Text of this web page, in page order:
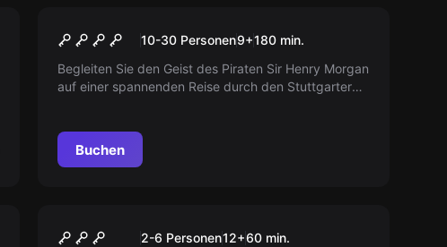
Das geheimnisvolle
Logbuch (Outdoor)
10-30 Personen9+180 min.
Begleiten Sie den Geist des Piraten Sir Henry Morgan
auf einer spannenden Reise durch den Stuttgarter
Nerven!
Buchen
Vererbtes Doppelleben
2-6 Personen12+60 min.